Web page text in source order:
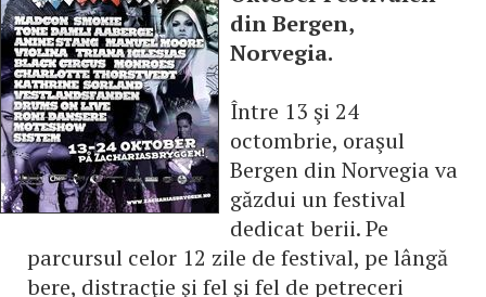
din Bergen,
Norvegia.
Între 13 şi 24
octombrie, oraşul
Bergen din Norvegia va
găzdui un festival
dedicat berii. Pe
parcursul celor 12 zile de festival, pe lângă
bere, distracţie şi fel şi fel de petreceri